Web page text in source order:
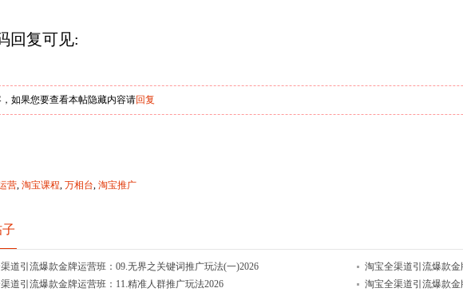
回复可见:
如果您要查看本帖隐藏内容请回复
营 淘宝课程 万相台 淘宝推广
道引流爆款金牌运营班：09.无界之关键词推广玩法(一)2026
淘宝全渠道引流爆款
道引流爆款金牌运营班：11.精准人群推广玩法2026
淘宝全渠道引流爆款金